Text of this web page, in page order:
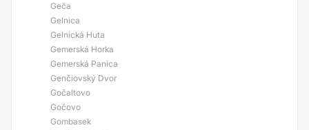
Geča
Gelnica
Gelnická Huta
Gemerská Horka
Gemerská Panica
Genčiovský Dvor
Gočaltovo
Gočovo
Gombasek